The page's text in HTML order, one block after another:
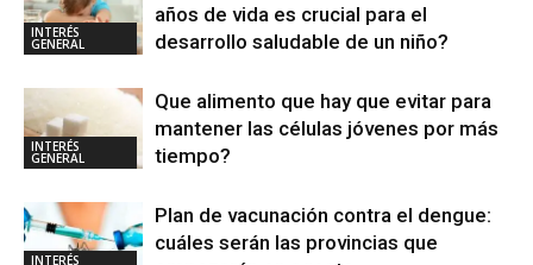
INTERÉS
GENERAL
años de vida es crucial para el
desarrollo saludable de un niño?
INTERÉS
GENERAL
Que alimento que hay que evitar para
mantener las células jóvenes por más
tiempo?
INTERÉS
Plan de vacunación contra el dengue:
cuáles serán las provincias que